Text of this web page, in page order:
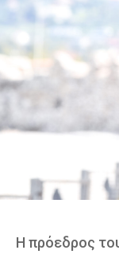
Η πρόεδρος